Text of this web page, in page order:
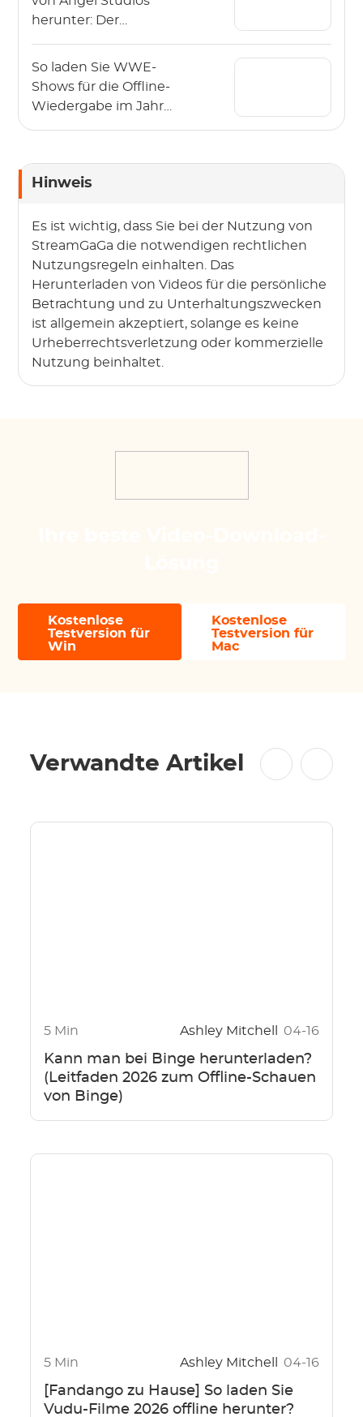
herunter: Der
PC)
So laden Sie WWE-
Shows für die Offline-
Wiedergabe im Jahr
Hinweis
Es ist wichtig, dass Sie bei der Nutzung von
StreamGaGa die notwendigen rechtlichen
Nutzungsregeln einhalten. Das
Herunterladen von Videos für die persönliche
Betrachtung und zu Unterhaltungszwecken
ist allgemein akzeptiert, solange es keine
Urheberrechtsverletzung oder kommerzielle
Nutzung beinhaltet.
Kostenlose
Testversion für
Win
Kostenlose
Testversion für
Mac
Verwandte Artikel
5 Min Ashley Mitchell 04-16
Kann man bei Binge herunterladen?
(Leitfaden 2026 zum Offline-Schauen
von Binge)
5 Min Ashley Mitchell 04-16
[Fandango zu Hause] So laden Sie
Vudu-Filme 2026 offline herunter?